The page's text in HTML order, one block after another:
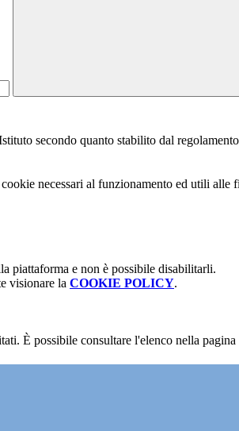
secondo quanto stabilito dal
necessari al funzionamento ed utili alle
piattaforma e non è possibile disabilitarli.
visionare la COOKIE POLICY.
È possibile consultare l'elenco nella